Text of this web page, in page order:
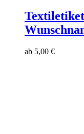
ab 5,00 €